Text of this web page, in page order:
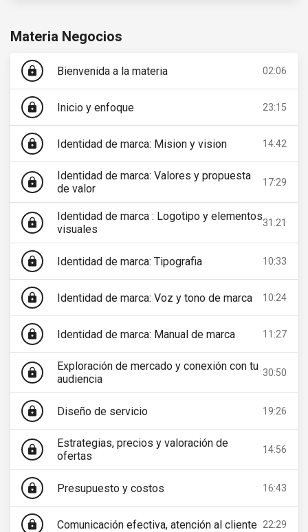
Materia Negocios
lock Bienvenida a la materia 02:06
lock Inicio y enfoque 23:15
lock Identidad de marca: Mision y vision 14:42
lock
Identidad de marca: Valores y propuesta
de valor
17:29
lock
Identidad de marca : Logotipo y elementos
visuales
31:21
lock Identidad de marca: Tipografia 10:33
lock Identidad de marca: Voz y tono de marca 10:24
lock Identidad de marca: Manual de marca 11:27
lock
Exploración de mercado y conexión con tu
audiencia
30:50
lock Diseño de servicio 19:26
lock
Estrategias, precios y valoración de
ofertas
14:56
lock Presupuesto y costos 16:43
lock Comunicación efectiva, atención al cliente 22:29